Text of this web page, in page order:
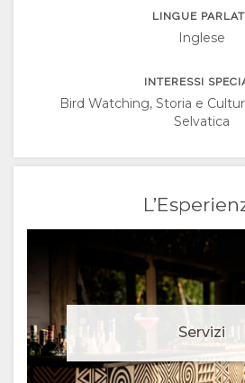
CHINESE
INGLESE
LINGUE
Inglese
INTERESSI
Bird Watching, Storia e
Selvatica
Servizi